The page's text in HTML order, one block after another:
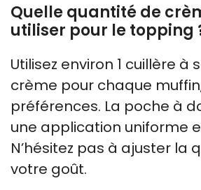
Quelle quantité de
utiliser pour le topping
Utilisez environ 1 cuillère à
crème pour chaque
préférences. La poche à
une application uniforme
N’hésitez pas à ajuster la
votre goût.